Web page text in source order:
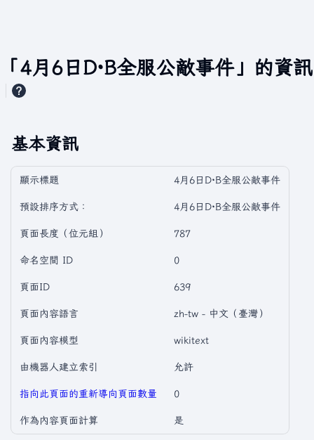
「4月6日D·B全服公敵事件」的資訊
基本資訊
顯示標題 4月6日D·B全服公敵事件
預設排序方式： 4月6日D·B全服公敵事件
頁面長度（位元組） 787
命名空間 ID 0
頁面ID 639
頁面內容語言 zh-tw - 中文（臺灣）
頁面內容模型 wikitext
由機器人建立索引 允許
指向此頁面的重新導向頁面數量 0
作為內容頁面計算 是